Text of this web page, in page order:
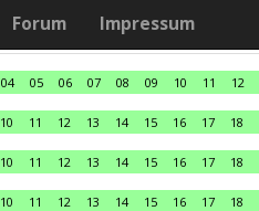
Forum Impressum
04 05 06 07 08 09 10 11 12
10 11 12 13 14 15 16 17 18
10 11 12 13 14 15 16 17 18
10 11 12 13 14 15 16 17 18